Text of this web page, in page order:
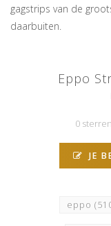
gagstrips van de
daarbuiten.
Eppo
0
JE
eppo